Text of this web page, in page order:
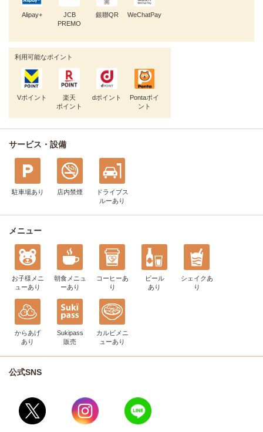
Alipay+
JCB
PREMO
銀聯QR WeChatPay
利用可能なポイント
Vポイント
楽天
ポイント
dポイント
Pontaポイ
ント
サービス・設備
駐車場あり 店内禁煙
ドライブス
ルーあり
メニュー
お子様メニ
ューあり
朝食メニュ
ーあり
コーヒーあ
り
ビール
あり
シェイク あ
り
からあげ
あり
Sukipass
販売
カルビメニ
ューあり
公式SNS